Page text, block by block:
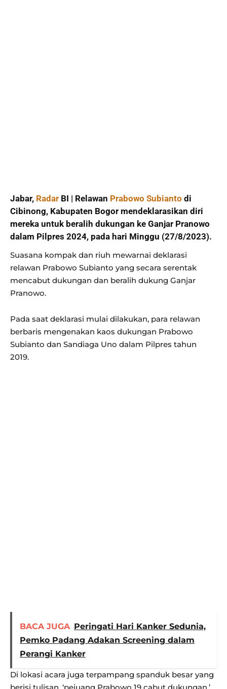
Jabar, Radar BI | Relawan Prabowo Subianto di
Cibinong, Kabupaten Bogor mendeklarasikan diri
mereka untuk beralih dukungan ke Ganjar Pranowo
dalam Pilpres 2024, pada hari Minggu (27/8/2023).
Suasana kompak dan riuh mewarnai deklarasi
relawan Prabowo Subianto yang secara serentak
mencabut dukungan dan beralih dukung Ganjar
Pranowo.
Pada saat deklarasi mulai dilakukan, para relawan
berbaris mengenakan kaos dukungan Prabowo
Subianto dan Sandiaga Uno dalam Pilpres tahun
2019.
BACA JUGA Peringati Hari Kanker Sedunia,
Pemko Padang Adakan Screening dalam
Perangi Kanker
Di lokasi acara juga terpampang spanduk besar yang
berisi tulisan, ‘pejuang Prabowo 19 cabut dukungan.’